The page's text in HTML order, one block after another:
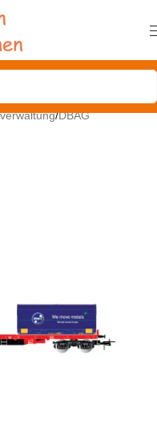
/DBAG